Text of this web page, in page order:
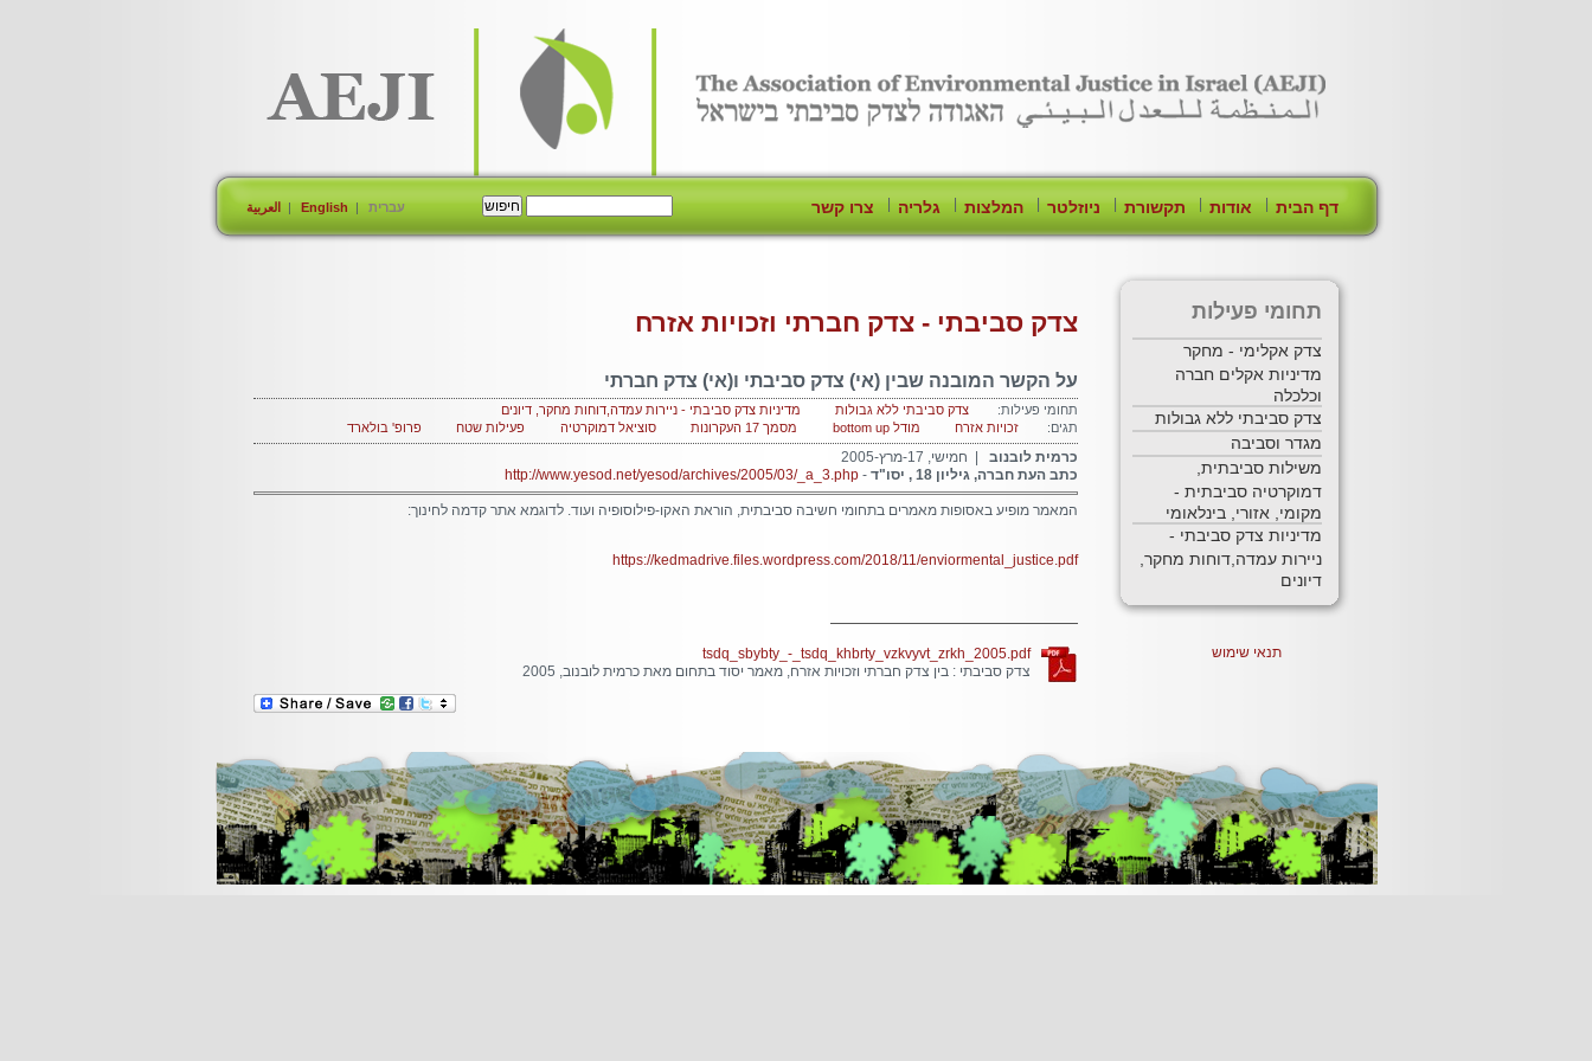
דף הבית| אודות| תקשורת| ניוזלטר| המלצות| גלריה| צרו קשר עברית English العربية
תחומי פעילות
צדק אקלימי - מחקר
מדיניות אקלים חברה
וכלכלה
צדק סביבתי ללא גבולות
מגדר וסביבה
משילות סביבתית,
דמוקרטיה סביבתית -
מקומי, אזורי, בינלאומי
מדיניות צדק סביבתי -
ניירות עמדה,דוחות מחקר,
דיונים
תנאי שימוש
צדק סביבתי - צדק חברתי וזכויות אזרח
על הקשר המובנה שבין (אי) צדק סביבתי ו(אי) צדק חברתי
תחומי פעילות: צדק סביבתי ללא גבולות
מדיניות צדק סביבתי - ניירות עמדה,דוחות מחקר, דיונים
תגים:
זכויות אזרח מודל bottom up מסמך 17 העקרונות סוציאל דמוקרטיה פעילות שטח פרופ' בולארד
כרמית לובנוב | חמישי, 17-מרץ-2005
כתב העת חברה, גיליון 18 , יסו"ד
-
http://www.yesod.net/yesod/archives/2005/03/_a_3.php
המאמר מופיע באסופות מאמרים בתחומי חשיבה סביבתית, הוראת האקו-פילוסופיה ועוד. לדוגמא אתר קדמה לחינוך:
https://kedmadrive.files.wordpress.com/2018/11/enviormental_justice.pdf
tsdq_sbybty_-_tsdq_khbrty_vzkvyvt_zrkh_2005.pdf
צדק סביבתי : בין צדק חברתי וזכויות אזרח, מאמר יסוד בתחום מאת כרמית לובנוב, 2005